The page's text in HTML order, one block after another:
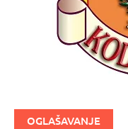
OGLAŠAVANJE